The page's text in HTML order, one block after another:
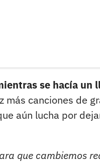
se hacía un
más canciones de
aún lucha por
que cambiemos